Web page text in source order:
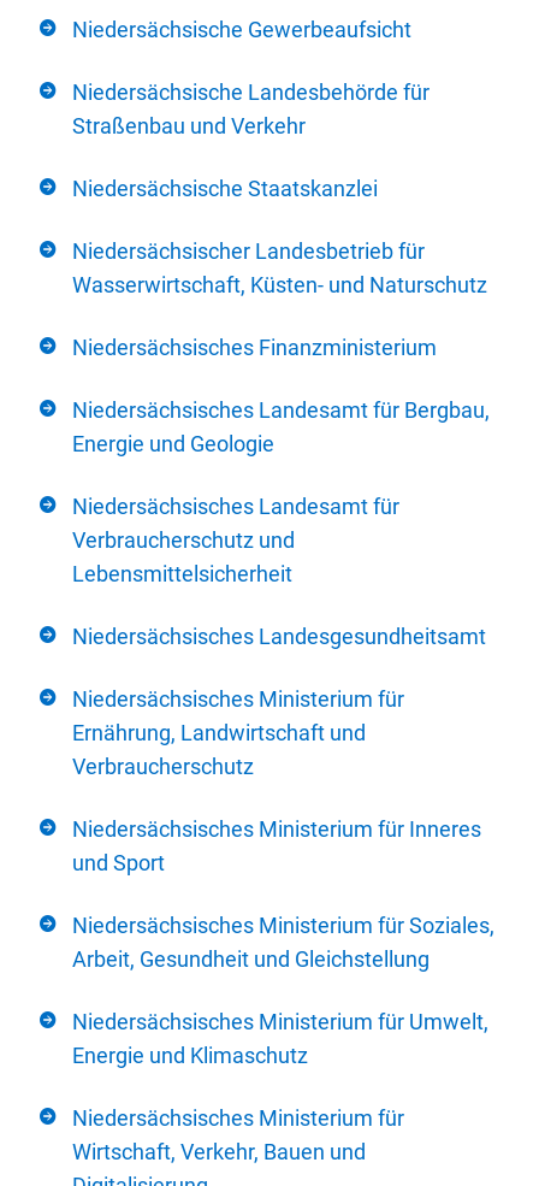
Niedersächsische Gewerbeaufsicht
Niedersächsische Landesbehörde für
Straßenbau und Verkehr
Niedersächsische Staatskanzlei
Niedersächsischer Landesbetrieb für
Wasserwirtschaft, Küsten- und Naturschutz
Niedersächsisches Finanzministerium
Niedersächsisches Landesamt für Bergbau,
Energie und Geologie
Niedersächsisches Landesamt für
Verbraucherschutz und
Lebensmittelsicherheit
Niedersächsisches Landesgesundheitsamt
Niedersächsisches Ministerium für
Ernährung, Landwirtschaft und
Verbraucherschutz
Niedersächsisches Ministerium für Inneres
und Sport
Niedersächsisches Ministerium für Soziales,
Arbeit, Gesundheit und Gleichstellung
Niedersächsisches Ministerium für Umwelt,
Energie und Klimaschutz
Niedersächsisches Ministerium für
Wirtschaft, Verkehr, Bauen und